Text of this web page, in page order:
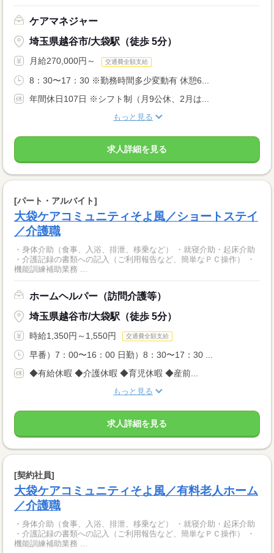
ケアマネジャー
埼玉県越谷市/大袋駅（徒歩 5分）
月給270,000円～ 交通費全額支給
8：30〜17：30 ※勤務時間多少変動有 休憩6...
年間休日107日 ※シフト制（月9公休、2月は...
もっと見る
求人詳細を見る
[パート・アルバイト]
大袋ケアコミュニティそよ風／ショートステイ
／介護職
・身体介助（食事、入浴、排泄、移乗など） ・就寝介助・起床介助
・介護記録の書類への記入（ご利用報告など、簡単なＰＣ操作） ・
機能訓練補助業務 ...
ホームヘルパー（訪問介護等）
埼玉県越谷市/大袋駅（徒歩 5分）
時給1,350円～1,550円 交通費全額支給
早番）7：00〜16：00 日勤）8：30〜17：30 ...
◆有給休暇 ◆介護休暇 ◆育児休暇 ◆産前...
もっと見る
求人詳細を見る
[契約社員]
大袋ケアコミュニティそよ風／有料老人ホーム
／介護職
・身体介助（食事、入浴、排泄、移乗など） ・就寝介助・起床介助
・介護記録の書類への記入（ご利用報告など、簡単なＰＣ操作） ・
機能訓練補助業務 ...